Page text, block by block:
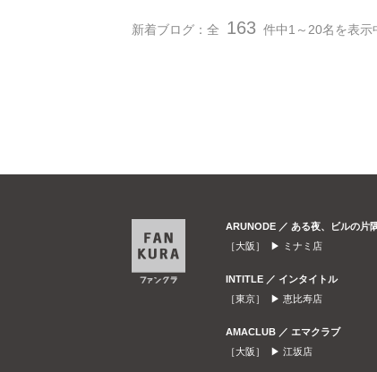
新着ブログ：全 163 件中1～20名を表示
ARUNODE ／ ある夜、ビルの片
［大阪］ ▶
ミナミ店
INTITLE ／ インタイトル
［東京］ ▶ 恵比寿店
AMACLUB ／ エマクラブ
［大阪］ ▶ 江坂店